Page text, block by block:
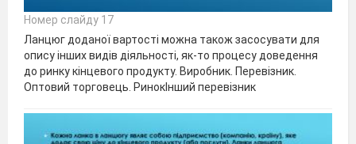
Номер слайду 17
Ланцюг доданої вартості можна також засосувати для
опису інших видів діяльності, як-то процесу доведення
до ринку кінцевого продукту. Виробник. Перевізник.
Оптовий торговець. РинокІнший перевізник